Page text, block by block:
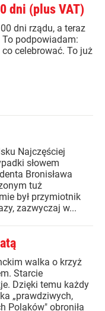
dni (plus VAT)
dni rządu, a teraz
To podpowiadam:
celebrować. To już
Najczęściej
słowem
Bronisława
tuż
był przymiotnik
zazwyczaj w...
walka o krzyż
Starcie
Dzięki temu każdy
„prawdziwych,
Polaków" obroniła